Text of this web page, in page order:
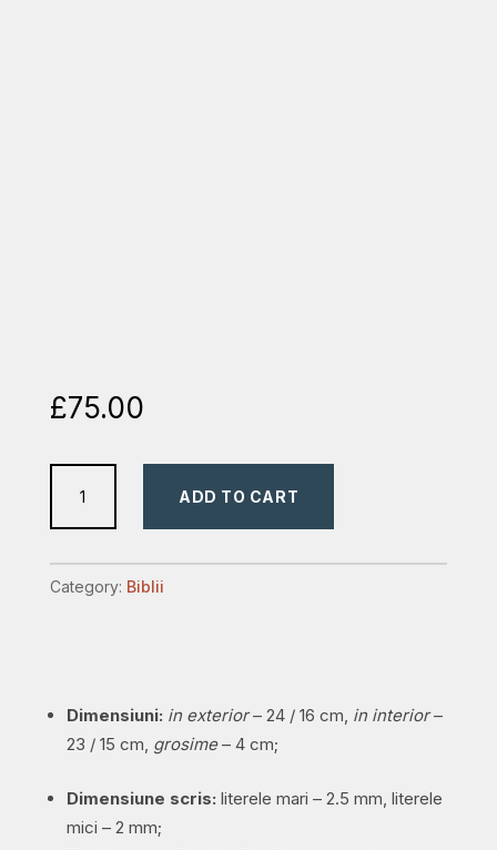
£75.00
mare,
handmade,
maro,
rugăciune,
index,
aurii,
cuv.
ADD TO CART
Category: Biblii
Dimensiuni: in exterior– 24 / 16 cm, in interior–
23 / 15 cm, grosime– 4 cm;
Dimensiune scris: literele mari – 2.5 mm, literele
mici – 2 mm;